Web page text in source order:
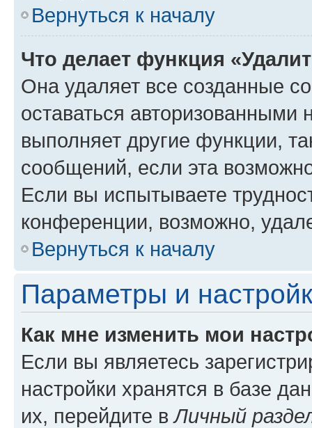
Вернуться к началу
Что делает функция
Она удаляет все созданные
оставаться авторизованными
выполняет другие функции,
сообщений, если эта
Если вы испытываете
конференции, возможно,
Вернуться к началу
Параметры и
Как мне изменить мои
Если вы являетесь
настройки хранятся в базе
их, перейдите вЛичный